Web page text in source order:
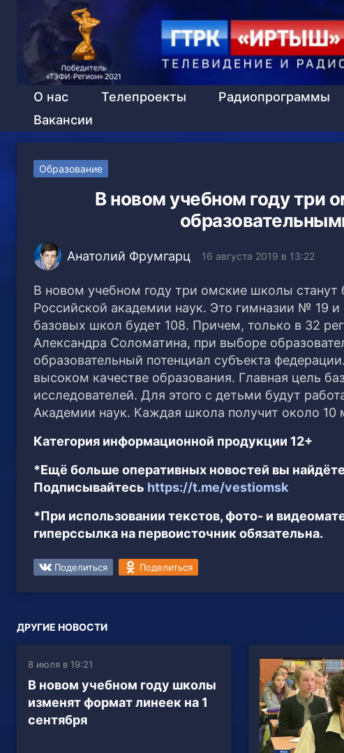
О нас Телепроекты Радиопрограммы
Вакансии
Образование
В новом учебном году три
Анатолий Фрумгарц 16 августа 2019 в 13:22
В новом учебном году три омские школы
Российской академии наук. Это гимназии № 19 и
базовых школ будет 108. Причем, только в 32
Александра Соломатина, при выборе
образовательный потенциал субъекта
высоком качестве образования. Главная цель
исследователей. Для этого с детьми будут
Академии наук. Каждая школа получит около 10
Категория информационной продукции 12+
*Ещё больше оперативных новостей вы
Подписывайтесь https://t.me/vestiomsk
*При использовании текстов, фото- и
гиперссылка на первоисточник обязательна.
Поделиться Поделиться
ДРУГИЕ НОВОСТИ
8 июля в 19:21
В новом учебном году школы
изменят формат линеек на 1
сентября